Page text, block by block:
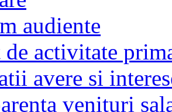
audiente
de activitate
avere si
venituri